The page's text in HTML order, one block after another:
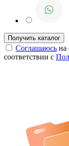
Соглашаюсь на
соответствии с